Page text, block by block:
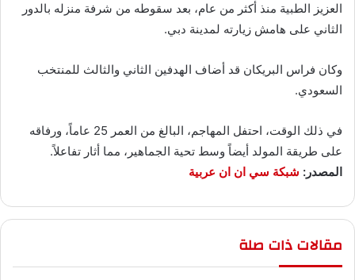
العزيز الطبية منذ أكثر من عام، بعد سقوطه من شرفة منزله بالدور
الثاني على هامش زيارته لمدينة دبي.
وكان فراس البريكان قد أضاف الهدفين الثاني والثالث للمنتخب
السعودي.
في ذلك الوقت، احتفل المهاجم، البالغ من العمر 25 عاماً، ورفاقه
على طريقة المولد أيضاً وسط تحية الجماهير، مما أثار تفاعلاً.
المصدر: شبكة سي ان ان عربية
مقالات ذات صلة